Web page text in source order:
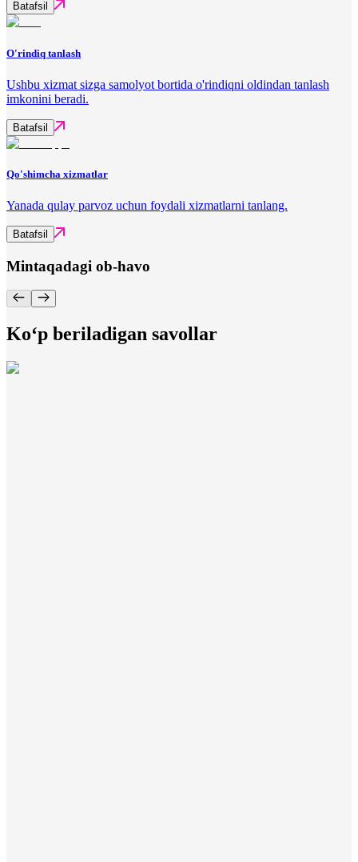
Batafsil
O'rindiq tanlash
Ushbu xizmat sizga samolyot bortida o'rindiqni oldindan tanlash
imkonini beradi.
Batafsil
Qo'shimcha xizmatlar
Yanada qulay parvoz uchun foydali xizmatlarni tanlang.
Batafsil
Mintaqadagi ob-havo
Ko‘p beriladigan savollar